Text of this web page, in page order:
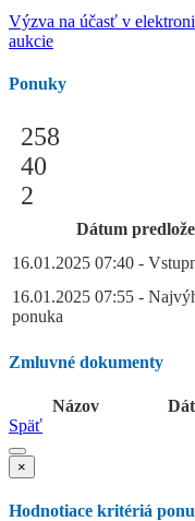
Výzva na účasť v
aukcie
Ponuky
258
40
2
Dátum
16.01.2025 07:40 -
16.01.2025 07:55 -
ponuka
Zmluvné dokumenty
Názov
Späť
×
Hodnotiace kritériá